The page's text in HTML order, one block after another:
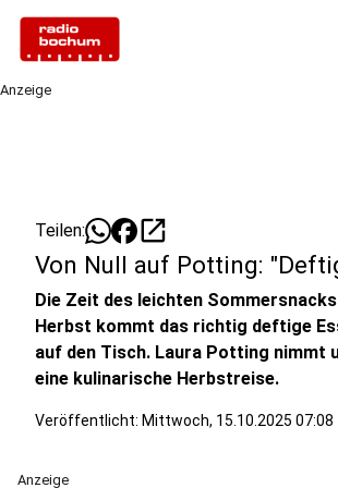
Anzeige
Teilen: open_in_new
Von Null auf Potting:
Die Zeit des leichten
Herbst kommt das richtig deftige
auf den Tisch. Laura Potting nimmt
eine kulinarische Herbstreise.
Veröffentlicht: Mittwoch, 15.10.2025 07:08
Anzeige